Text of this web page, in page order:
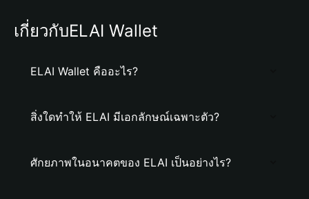
เกี่ยวกับELAI Wallet
ELAI Wallet คืออะไร?
สิ่งใดทำให้ ELAI มีเอกลักษณ์เฉพาะตัว?
ศักยภาพในอนาคตของ ELAI เป็นอย่างไร?